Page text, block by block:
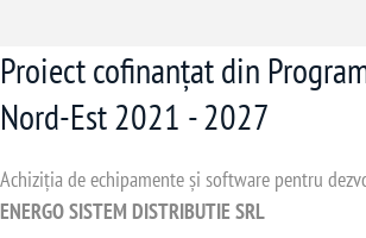
Proiect cofinanțat din
Nord-Est 2021 - 2027
Achiziția de echipamente și software pentru
ENERGO SISTEM DISTRIBUTIE SRL